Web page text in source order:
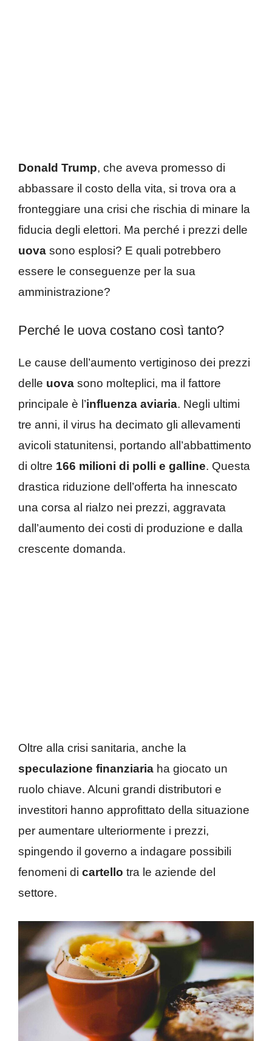
Donald Trump, che aveva promesso di
abbassare il costo della vita, si trova ora a
fronteggiare una crisi che rischia di minare la
fiducia degli elettori. Ma perché i prezzi delle
uova sono esplosi? E quali potrebbero
essere le conseguenze per la sua
amministrazione?
Perché le uova costano così tanto?
Le cause dell’aumento vertiginoso dei prezzi
delle uova sono molteplici, ma il fattore
principale è l’influenza aviaria. Negli ultimi
tre anni, il virus ha decimato gli allevamenti
avicoli statunitensi, portando all’abbattimento
di oltre 166 milioni di polli e galline. Questa
drastica riduzione dell’offerta ha innescato
una corsa al rialzo nei prezzi, aggravata
dall’aumento dei costi di produzione e dalla
crescente domanda.
Oltre alla crisi sanitaria, anche la
speculazione finanziaria ha giocato un
ruolo chiave. Alcuni grandi distributori e
investitori hanno approfittato della situazione
per aumentare ulteriormente i prezzi,
spingendo il governo a indagare possibili
fenomeni di cartello tra le aziende del
settore.